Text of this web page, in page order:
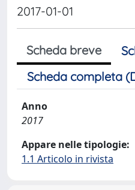
2017-01-01
Scheda breve
Scheda completa
Anno
2017
Appare nelle tipologie:
1.1 Articolo in rivista